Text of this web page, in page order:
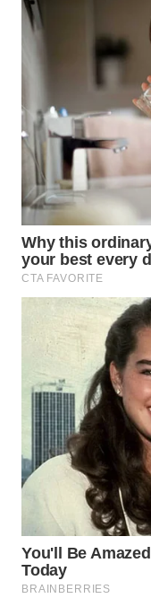
KARAWANG
WN
BOGOR
WN
DEPOK
WN
TAPANULI
UTARA
SAMOSIR
WN
PADANG
LAWAS
SUMEDANG
WN
CIANJUR